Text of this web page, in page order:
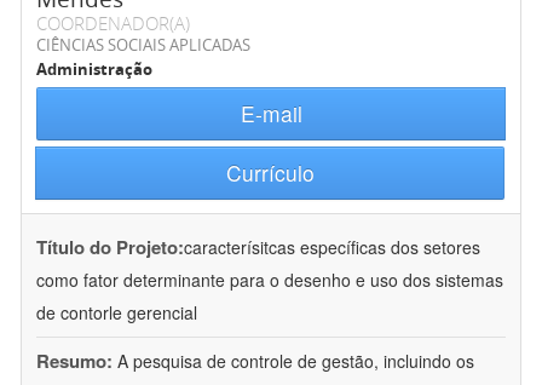
COORDENADOR(A)
CIÊNCIAS SOCIAIS APLICADAS
Administração
E-mail
Currículo
Título do Projeto:caracterísitcas específicas dos setores
como fator determinante para o desenho e uso dos sistemas
de contorle gerencial
Resumo: A pesquisa de controle de gestão, incluindo os